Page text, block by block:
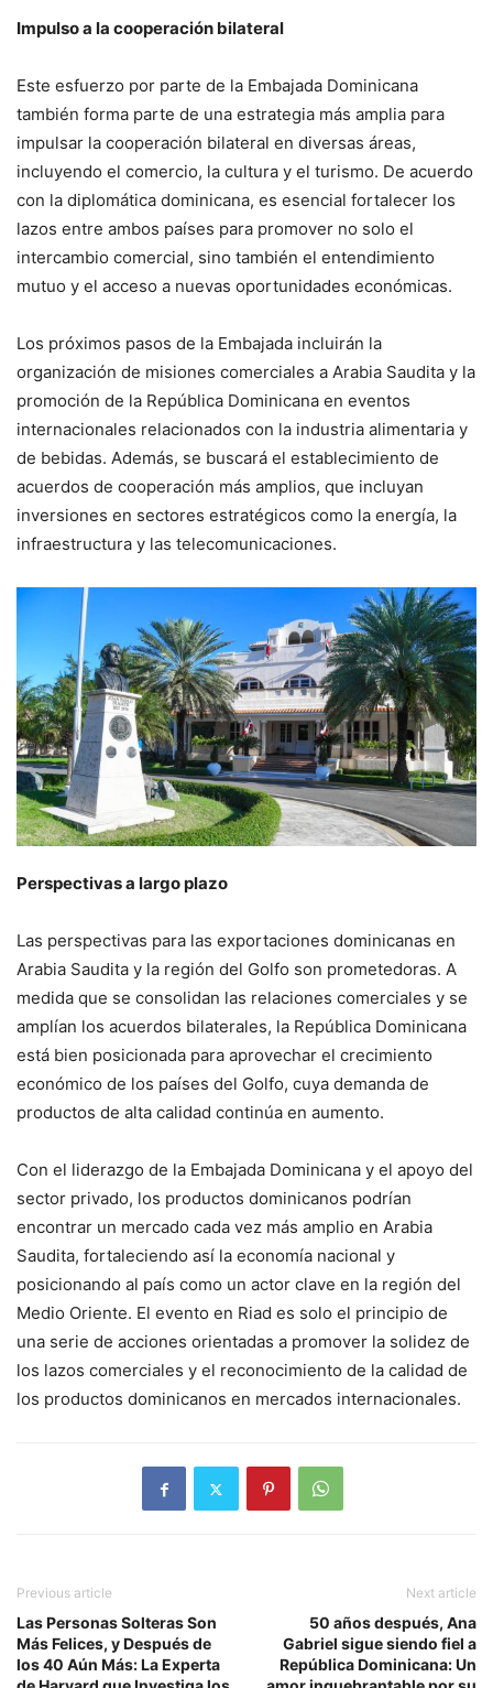
Impulso a la cooperación bilateral
Este esfuerzo por parte de la Embajada Dominicana
también forma parte de una estrategia más amplia para
impulsar la cooperación bilateral en diversas áreas,
incluyendo el comercio, la cultura y el turismo. De acuerdo
con la diplomática dominicana, es esencial fortalecer los
lazos entre ambos países para promover no solo el
intercambio comercial, sino también el entendimiento
mutuo y el acceso a nuevas oportunidades económicas.
Los próximos pasos de la Embajada incluirán la
organización de misiones comerciales a Arabia Saudita y la
promoción de la República Dominicana en eventos
internacionales relacionados con la industria alimentaria y
de bebidas. Además, se buscará el establecimiento de
acuerdos de cooperación más amplios, que incluyan
inversiones en sectores estratégicos como la energía, la
infraestructura y las telecomunicaciones.
Perspectivas a largo plazo
Las perspectivas para las exportaciones dominicanas en
Arabia Saudita y la región del Golfo son prometedoras. A
medida que se consolidan las relaciones comerciales y se
amplían los acuerdos bilaterales, la República Dominicana
está bien posicionada para aprovechar el crecimiento
económico de los países del Golfo, cuya demanda de
productos de alta calidad continúa en aumento.
Con el liderazgo de la Embajada Dominicana y el apoyo del
sector privado, los productos dominicanos podrían
encontrar un mercado cada vez más amplio en Arabia
Saudita, fortaleciendo así la economía nacional y
posicionando al país como un actor clave en la región del
Medio Oriente. El evento en Riad es solo el principio de
una serie de acciones orientadas a promover la solidez de
los lazos comerciales y el reconocimiento de la calidad de
los productos dominicanos en mercados internacionales.
Previous article
Las Personas Solteras Son
Más Felices, y Después de
los 40 Aún Más: La Experta
Next article
50 años después, Ana
Gabriel sigue siendo fiel a
República Dominicana: Un